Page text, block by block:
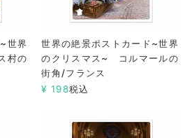
世界
村の
世界の絶景ポストカード~世界
のクリスマス~ コルマールの
街角/フランス
¥ 198税込